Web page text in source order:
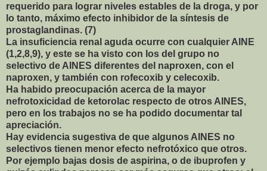
requerido para lograr niveles estables de la droga, y por
lo tanto, máximo efecto inhibidor de la síntesis de
prostaglandinas. (7)
La insuficiencia renal aguda ocurre con cualquier AINE
(1,2,8,9), y este se ha visto con los del grupo no
selectivo de AINES diferentes del naproxen, con el
naproxen, y también con rofecoxib y celecoxib.
Ha habido preocupación acerca de la mayor
nefrotoxicidad de ketorolac respecto de otros AINES,
pero en los trabajos no se ha podido documentar tal
apreciación.
Hay evidencia sugestiva de que algunos AINES no
selectivos tienen menor efecto nefrotóxico que otros.
Por ejemplo bajas dosis de aspirina, o de ibuprofen y